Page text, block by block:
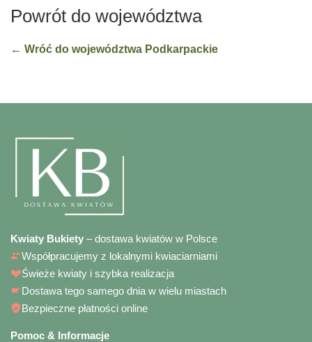
Powrót do województwa
← Wróć do województwa Podkarpackie
Kwiaty Bukiety – dostawa kwiatów w Polsce
Współpracujemy z lokalnymi kwiaciarniami
Świeże kwiaty i szybka realizacja
Dostawa tego samego dnia w wielu miastach
Bezpieczne płatności online
Pomoc & Informacje